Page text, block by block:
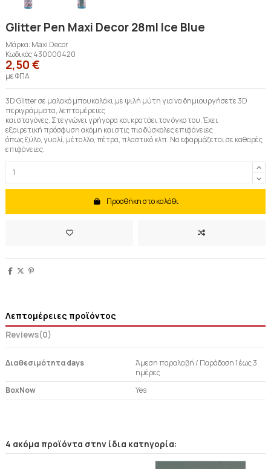
Glitter Pen Maxi Decor 28ml Ice Blue
Μάρκα: Maxi Decor
Κωδικός430000420
2,50 €
με ΦΠΑ
3D Glitter σε μαλακό μπουκαλάκι,με ψιλή μύτη για να δημιουργήσετε 3D
περιγράμματα, λεπτομέρειες
και σταγόνες. Στεγνώνει γρήγορα και κρατάει τον όγκο του. Έχει
εξαιρετική πρόσφυση ακόμη και στις πιο δύσκολες επιφάνειες
όπως ξύλο, γυαλί, μέταλλο, πέτρα, πλαστικό κλπ. Να εφαρμόζεται σε καθαρές
επιφάνειες.
Προσθήκη στο καλάθι
Λεπτομέρειες προϊόντος
Reviews(0)
Διαθεσιμότητα days
Άμεση παραλαβή / Παράδoση 1 έως 3
ημέρες
BoxNow
Yes
4 ακόμα προϊόντα στην ίδια κατηγορία: